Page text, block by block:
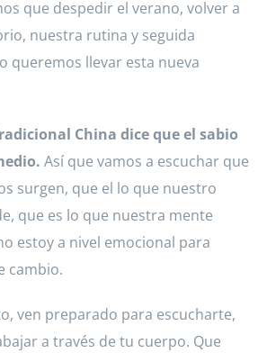
que despedir el verano, volver a
nuestra rutina y seguida
queremos llevar esta nueva
China dice que el sabio
Así que vamos a escuchar que
surgen, que el lo que nuestro
que es lo que nuestra mente
estoy a nivel emocional para
cambio.
ven preparado para escucharte,
a través de tu cuerpo. Que